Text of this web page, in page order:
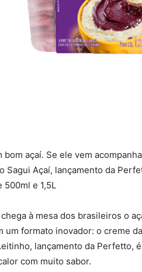
açaí. Se ele vem
Sagui Açaí, lançamento da
500ml e 1,5L
à mesa dos brasileiros o
um formato inovador: o creme
lançamento da Perfetto,
com muito sabor.